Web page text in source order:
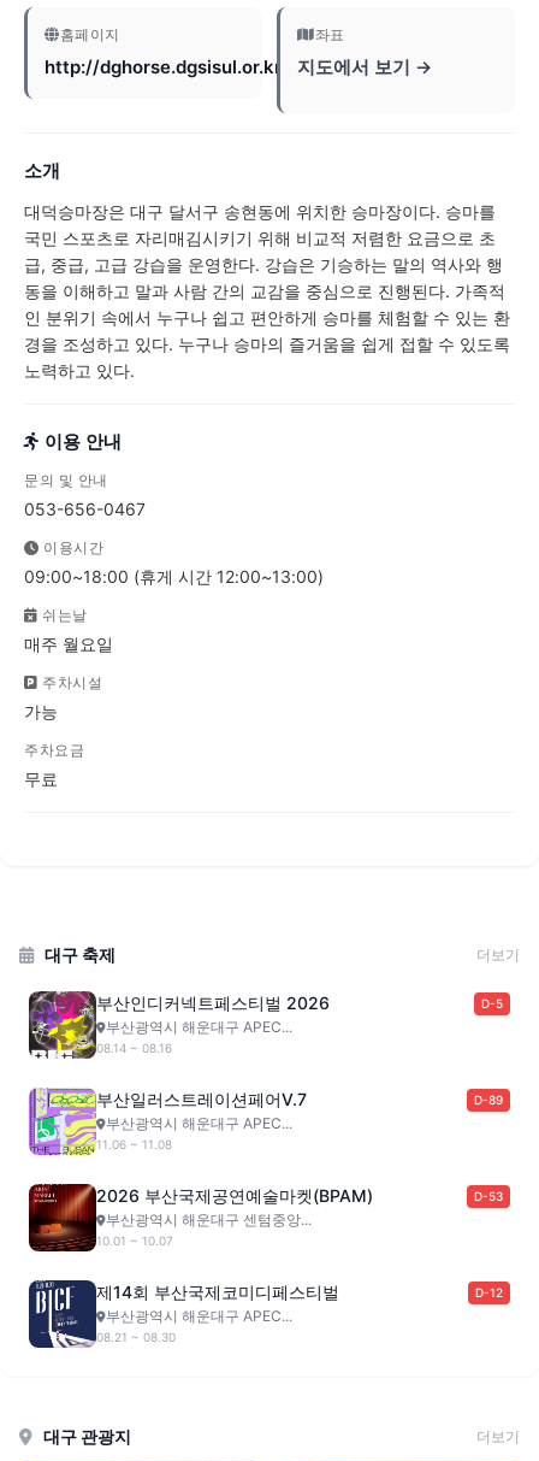
홈페이지
http://dghorse.dgsisul.or.kr/
좌표
지도에서 보기 →
소개
대덕승마장은 대구 달서구 송현동에 위치한 승마장이다. 승마를
국민 스포츠로 자리매김시키기 위해 비교적 저렴한 요금으로 초
급, 중급, 고급 강습을 운영한다. 강습은 기승하는 말의 역사와 행
동을 이해하고 말과 사람 간의 교감을 중심으로 진행된다. 가족적
인 분위기 속에서 누구나 쉽고 편안하게 승마를 체험할 수 있는 환
경을 조성하고 있다. 누구나 승마의 즐거움을 쉽게 접할 수 있도록
노력하고 있다.
이용 안내
문의 및 안내
053-656-0467
이용시간
09:00~18:00 (휴게 시간 12:00~13:00)
쉬는날
매주 월요일
주차시설
가능
주차요금
무료
대구 축제 더보기
부산인디커넥트페스티벌 2026 D-5
부산광역시 해운대구 APEC...
08.14 ~ 08.16
부산일러스트레이션페어V.7 D-89
부산광역시 해운대구 APEC...
11.06 ~ 11.08
2026 부산국제공연예술마켓(BPAM) D-53
부산광역시 해운대구 센텀중앙...
10.01 ~ 10.07
제14회 부산국제코미디페스티벌 D-12
부산광역시 해운대구 APEC...
08.21 ~ 08.30
대구 관광지 더보기